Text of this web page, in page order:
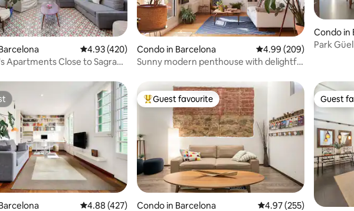
437 reviews 4.93 out of 5 average rating, 420 reviews
4.93 (420)
Apartments Close to Sagrada
Condo in Barcelona 4.99 out of 5 average
4.99 (209)
Sunny modern penthouse with delightful
Condo in
Park
538 reviews
4.88 out of 5 average rating, 427 reviews
4.88 (427)
Top guest favourite
Guest favourite
Condo in Barcelona 4.97 out of 5 average
4.97 (255)
Guest
Guest